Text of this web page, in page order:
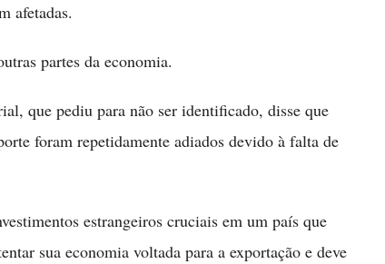
afetadas.
partes da economia.
que pediu para não ser identificado, disse que
foram repetidamente adiados devido à falta de
estrangeiros cruciais em um país que
sua economia voltada para a exportação e deve